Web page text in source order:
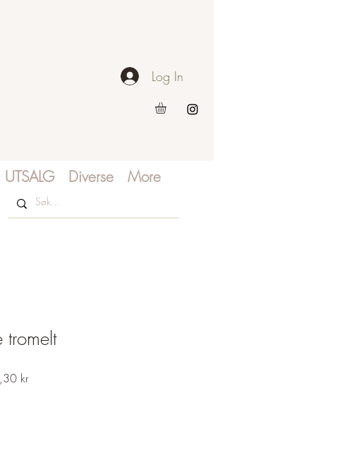
Log In
UTSALG Diverse More
krSale